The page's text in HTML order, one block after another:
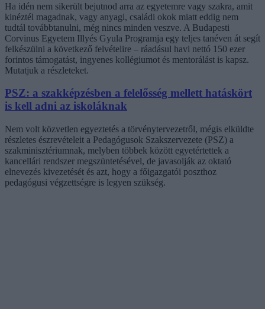
Ha idén nem sikerült bejutnod arra az egyetemre vagy szakra, amit
kinéztél magadnak, vagy anyagi, családi okok miatt eddig nem
tudtál továbbtanulni, még nincs minden veszve. A Budapesti
Corvinus Egyetem Illyés Gyula Programja egy teljes tanéven át segít
felkészülni a következő felvételire – ráadásul havi nettó 150 ezer
forintos támogatást, ingyenes kollégiumot és mentorálást is kapsz.
Mutatjuk a részleteket.
PSZ: a szakképzésben a felelősség mellett hatáskört
is kell adni az iskoláknak
Nem volt közvetlen egyeztetés a törvénytervezetről, mégis elküldte
részletes észrevételeit a Pedagógusok Szakszervezete (PSZ) a
szakminisztériumnak, melyben többek között egyetértettek a
kancellári rendszer megszüntetésével, de javasolják az oktató
elnevezés kivezetését és azt, hogy a főigazgatói poszthoz
pedagógusi végzettségre is legyen szükség.